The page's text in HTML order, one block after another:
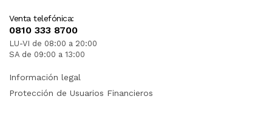
Venta telefónica:
0810 333 8700
LU-VI de 08:00 a 20:00
SA de 09:00 a 13:00
Información legal
Protección de Usuarios Financieros